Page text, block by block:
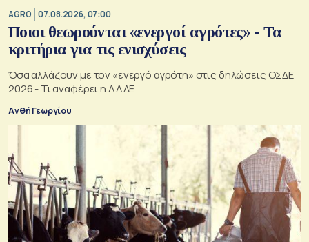
AGRO 07.08.2026, 07:00
Ποιοι θεωρούνται «ενεργοί αγρότες» - Τα
κριτήρια για τις ενισχύσεις
Όσα αλλάζουν με τον «ενεργό αγρότη» στις δηλώσεις ΟΣΔΕ
2026 - Τι αναφέρει η ΑΑΔΕ
Ανθή Γεωργίου